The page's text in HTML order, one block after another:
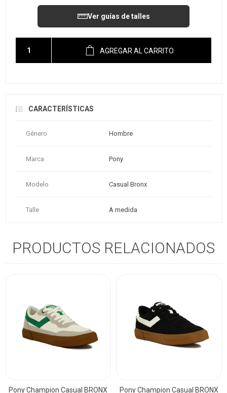
Ver guías de talles
AGREGAR AL CARRITO
CARACTERÍSTICAS
Género Hombre
Marca Pony
Modelo Casual Bronx
Talle A medida
PRODUCTOS RELACIONADOS
Pony Champion Casual BRONX Pony Champion Casual BRONX